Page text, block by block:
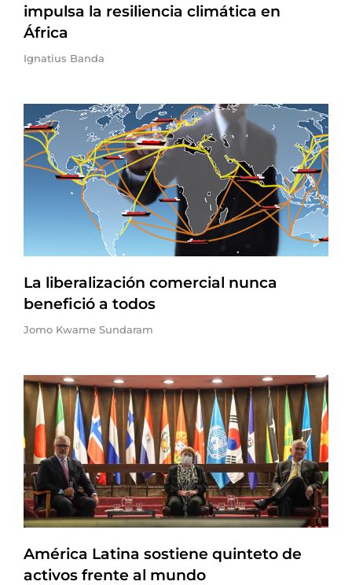
impulsa la resiliencia climática en
África
Ignatius Banda
La liberalización comercial nunca
benefició a todos
Jomo Kwame Sundaram
América Latina sostiene quinteto de
activos frente al mundo